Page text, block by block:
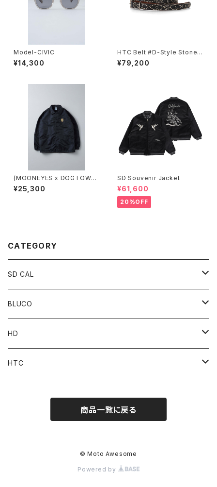
Model-CIVIC
¥14,300
HTC Belt #D-Style Stone
0.75
¥79,200
(MOONEYES x DOGTOWN
x BLUCO) コーチジャケット
¥25,300
SD Souvenir Jacket
¥61,600
20%OFF
CATEGORY
SD CAL
Top
Pant
Accessories
BLUCO
Tops
Pant
MOONEYES x DOGTOWN x BLUCO
HD
Parts
HTC
商品一覧に戻る
© Moto Awesome
Powered by